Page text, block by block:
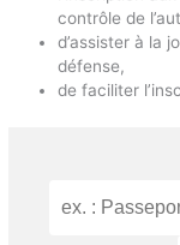
contrôle de
d’assister à la
défense,
de faciliter